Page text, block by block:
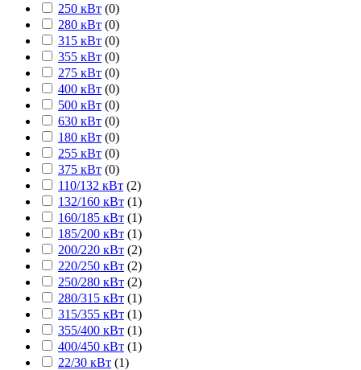
250 кВт (0)
280 кВт (0)
315 кВт (0)
355 кВт (0)
275 кВт (0)
400 кВт (0)
500 кВт (0)
630 кВт (0)
180 кВт (0)
255 кВт (0)
375 кВт (0)
110/132 кВт (2)
132/160 кВт (1)
160/185 кВт (1)
185/200 кВт (1)
200/220 кВт (2)
220/250 кВт (2)
250/280 кВт (2)
280/315 кВт (1)
315/355 кВт (1)
355/400 кВт (1)
400/450 кВт (1)
22/30 кВт (1)